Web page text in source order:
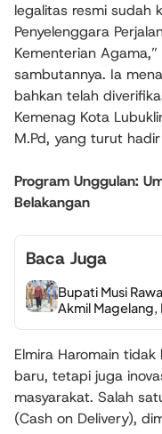
legalitas resmi sudah
Penyelenggara
Kementerian
sambutannya. Ia
bahkan telah
Kemenag Kota
M.Pd, yang turut
Program Unggulan:
Belakangan
Baca Juga
Bupati Musi
Akmil Magelang,
Elmira Haromain
baru, tetapi juga
masyarakat. Salah
(Cash on Delivery),